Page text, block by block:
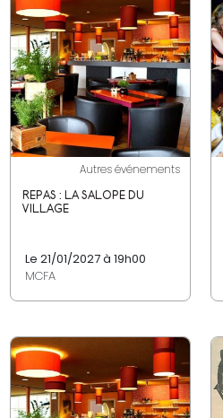
Autres événements
REPAS : LA SALOPE DU
VILLAGE
Le 21/01/2027 à 19h00
MCFA